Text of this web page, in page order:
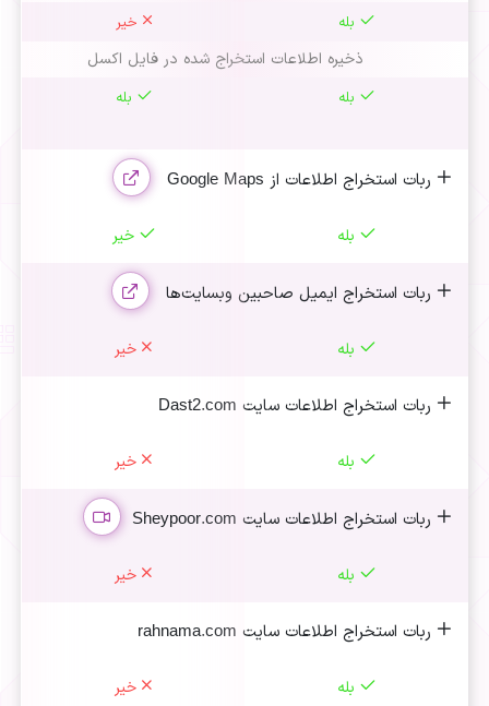
بله خیر
ذخیره اطلاعات استخراج شده در فایل اکسل
بله بله
ربات استخراج اطلاعات از Google Maps
بله خیر
ربات استخراج ایمیل صاحبین وبسایت‌ها
بله خیر
ربات استخراج اطلاعات سایت Dast2.com
بله خیر
ربات استخراج اطلاعات سایت Sheypoor.com
بله خیر
ربات استخراج اطلاعات سایت rahnama.com
بله خیر